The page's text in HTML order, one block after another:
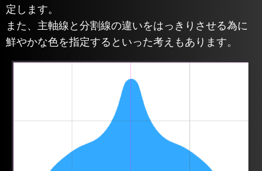
定します。
また、主軸線と分割線の違いをはっきりさせる為に
鮮やかな色を指定するといった考えもあります。